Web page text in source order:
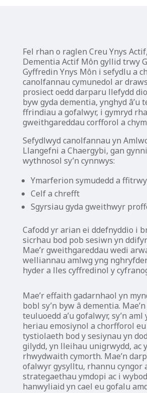
Fel rhan o raglen Creu Ynys
Dementia Actif Môn gyllid trwy
Gyffredin Ynys Môn i sefydlu a
canolfannau cymunedol ar
prosiect oedd darparu llefydd
byw gyda dementia, ynghyd â’u
ffrindiau a gofalwyr, i gymryd
gweithgareddau corfforol a
Sefydlwyd canolfannau yn
Llangefni a Chaergybi, gan
wythnosol sy’n cynnwys:
Ymarferion symudedd a
Celf a chrefft
Sgyrsiau gyda gweithwyr
Cafodd yr arian ei ddefnyddio i
sicrhau bod pob sesiwn yn
Mae’r gweithgareddau wedi
welliannau amlwg yng
hyder a lles cyffredinol y
Mae’r effaith gadarnhaol yn
bobl sy’n byw â dementia.
teuluoedd a’u gofalwyr, sy’n
heriau emosiynol a chorfforol
tystiolaeth bod y sesiynau yn
gilydd, yn lleihau unigrwydd, ac
rhwydwaith cymorth. Mae’n
ofalwyr gysylltu, rhannu cyngor
strategaethau ymdopi ac i
hanwyliaid yn cael eu gofalu